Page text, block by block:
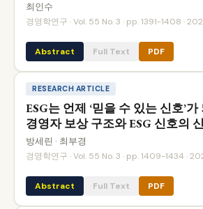
최인수
경영학연구 · Vol. 55 No. 3 · pp. 1391-1408 ·
Abstract Full Text PDF
RESEARCH ARTICLE
ESG는 언제 ‘믿을 수 있는 신호’
경영자 보상 구조와 ESG 신호의
방세린 · 최부경
경영학연구 · Vol. 55 No. 3 · pp. 1409-1434 ·
Abstract Full Text PDF